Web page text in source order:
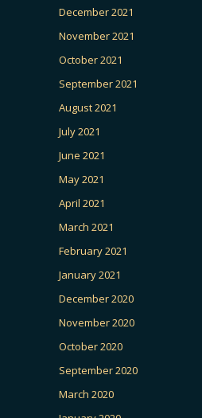
December 2021
November 2021
October 2021
September 2021
August 2021
July 2021
June 2021
May 2021
April 2021
March 2021
February 2021
January 2021
December 2020
November 2020
October 2020
September 2020
March 2020